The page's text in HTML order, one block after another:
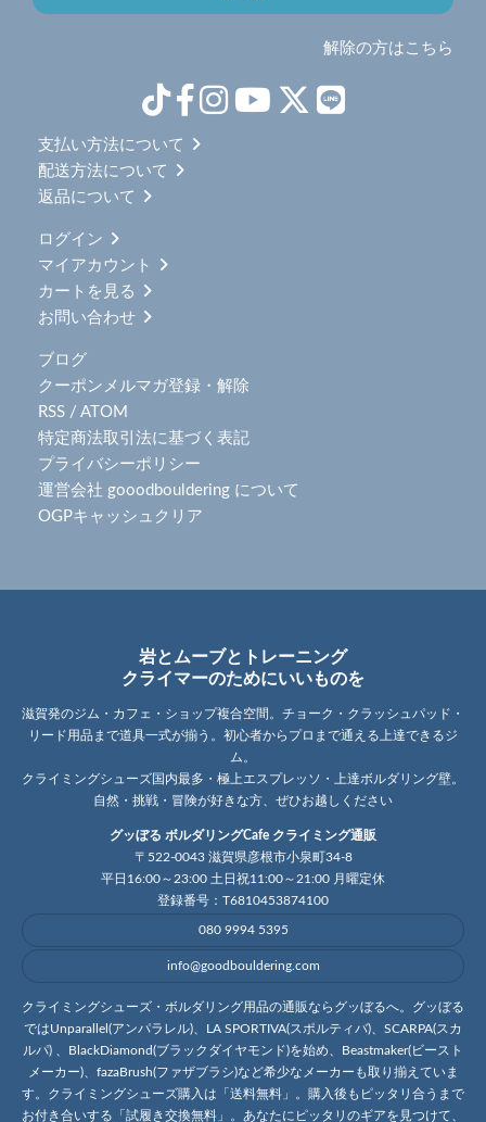
解除の方はこちら
支払い方法について
配送方法について
返品について
ログイン
マイアカウント
カートを見る
お問い合わせ
ブログ
クーポンメルマガ登録・解除
RSS / ATOM
特定商法取引法に基づく表記
プライバシーポリシー
運営会社 gooodbouldering について
OGPキャッシュクリア
岩とムーブとトレーニング
クライマーのためにいいものを
滋賀発のジム・カフェ・ショップ複合空間。チョーク・クラッシュパッド・
リード用品まで道具一式が揃う。初心者からプロまで通える上達できるジ
ム。
クライミングシューズ国内最多・極上エスプレッソ・上達ボルダリング壁。
自然・挑戦・冒険が好きな方、ぜひお越しください
グッぼる ボルダリングCafe クライミング通販
〒522-0043 滋賀県彦根市小泉町34-8
平日16:00～23:00 土日祝11:00～21:00 月曜定休
登録番号：T6810453874100
080 9994 5395
info@goodbouldering.com
クライミングシューズ・ボルダリング用品の通販ならグッぼるへ。グッぼる
ではUnparallel(アンパラレル)、LA SPORTIVA(スポルティバ)、SCARPA(スカ
ルパ) 、BlackDiamond(ブラックダイヤモンド)を始め、Beastmaker(ビースト
メーカー)、fazaBrush(ファザブラシ)など希少なメーカーも取り揃えていま
す。クライミングシューズ購入は「送料無料」。購入後もピッタリ合うまで
お付き合いする「試履き交換無料」。あなたにピッタリのギアを見つけて、